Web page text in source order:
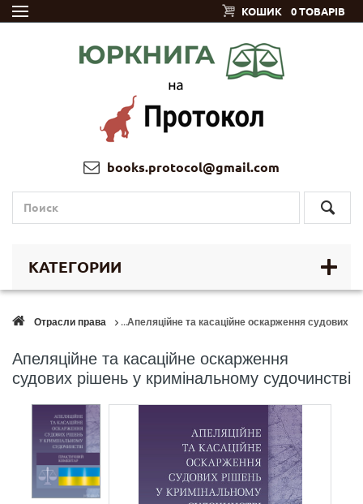
КОШИК 0 ТОВАРІВ
books.protocol@gmail.com
КАТЕГОРИИ
Отрасли права Апеляційне та касаційне оскарження судових
Апеляційне та касаційне оскарження
судових рішень у кримінальному судочинстві